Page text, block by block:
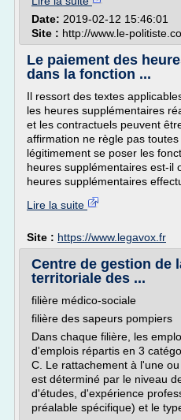
Date: 2019-02-12 15:46:01
Site : http://www.le-
Le paiement des
dans la fonction ...
Il ressort des textes
les heures supplémentaires
et les contractuels peuvent
affirmation ne règle pas
légitimement se poser les
heures supplémentaires est-il
heures supplémentaires
Lire la suite
Site : https://www.legavox.fr
Centre de gestion de
territoriale des ...
filière médico-sociale
filière des sapeurs pompiers
Dans chaque filière, les
d'emplois répartis en 3
C. Le rattachement à l'une
est déterminé par le niveau
d'études, d'expérience
préalable spécifique) et le